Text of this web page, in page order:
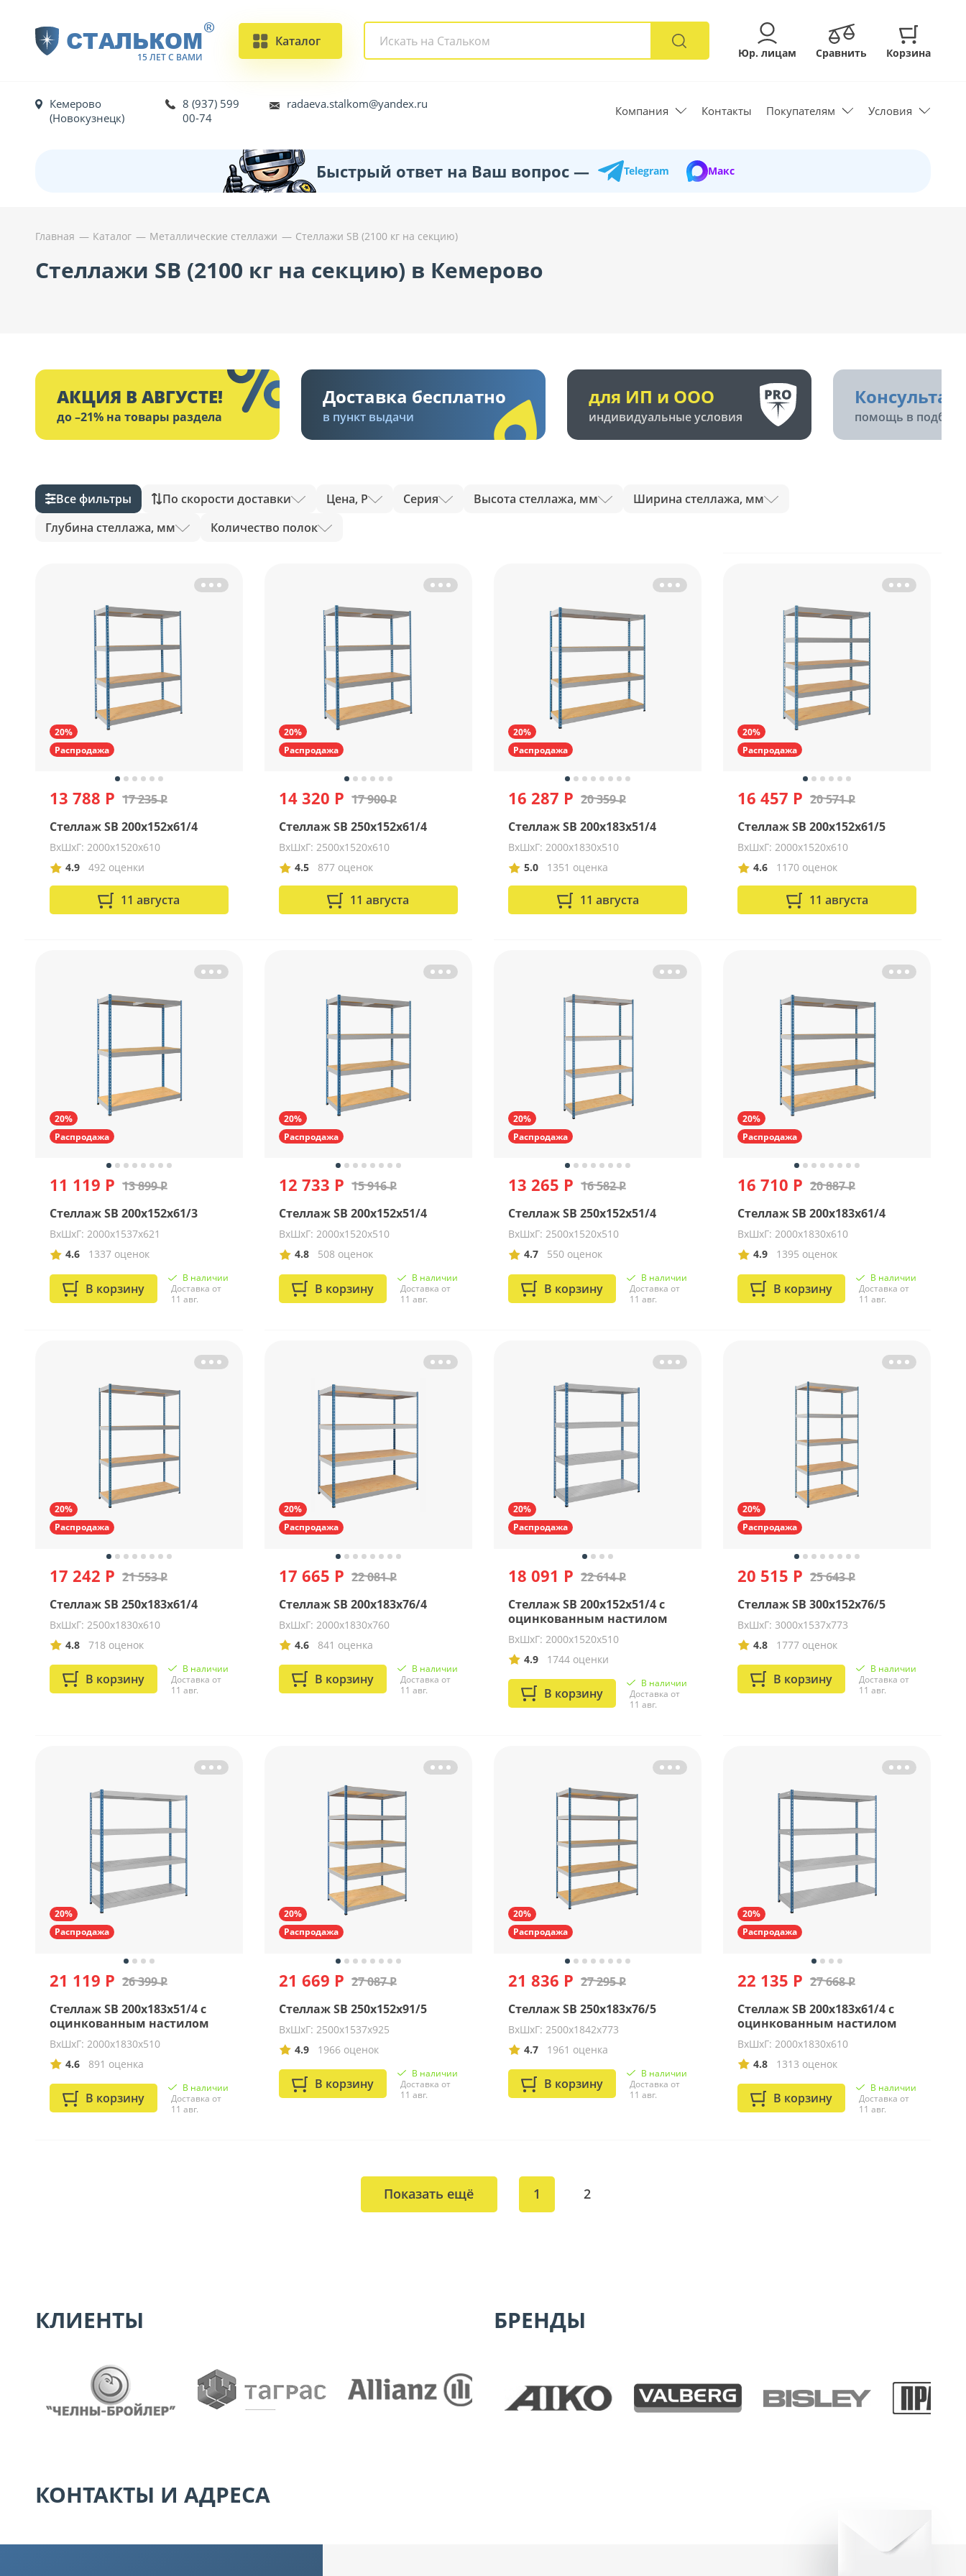
СТАЛЬКОМ
15 ЛЕТ С ВАМИ
®
Каталог
Юр. лицам Сравнить Корзина
Кемерово
(Новокузнецк)
8 (937) 599
00-74
radaeva.stalkom@yandex.ru Компания Контакты Покупателям Условия
Быстрый ответ на Ваш вопрос — Telegram Макс
Главная Каталог Металлические стеллажи Стеллажи SB (2100 кг на секцию)
Стеллажи SB (2100 кг на секцию) в Кемерово
АКЦИЯ В АВГУСТЕ!
до –21% на товары раздела
Доставка бесплатно
в пункт выдачи
для ИП и ООО
индивидуальные условия помощь в подборе
Все фильтры По скорости доставки Цена, Р Серия Высота стеллажа, мм
Ширина стеллажа, мм
Глубина стеллажа, мм
Количество полок
20%
Распродажа
13 788 Р 17 235 Р
Стеллаж SB 200x152x61/4
ВхШхГ: 2000х1520х610
4.9
492 оценки
11 августа
20%
Распродажа
14 320 Р 17 900 Р
Стеллаж SB 250x152x61/4
ВхШхГ: 2500х1520х610
4.5
877 оценок
11 августа
20%
Распродажа
16 287 Р 20 359 Р
Стеллаж SB 200x183x51/4
ВхШхГ: 2000х1830х510
5.0
1351 оценка
11 августа
20%
Распродажа
16 457 Р 20 571 Р
Стеллаж SB 200x152x61/5
ВхШхГ: 2000х1520х610
4.6
1170 оценок
11 августа
20%
Распродажа
11 119 Р 13 899 Р
Стеллаж SB 200x152x61/3
ВхШхГ: 2000x1537x621
4.6
1337 оценок
В корзину
В наличии
Доставка от
11 авг.
20%
Распродажа
12 733 Р 15 916 Р
Стеллаж SB 200x152x51/4
ВхШхГ: 2000х1520х510
4.8
508 оценок
В корзину
В наличии
Доставка от
11 авг.
20%
Распродажа
13 265 Р 16 582 Р
Стеллаж SB 250x152x51/4
ВхШхГ: 2500х1520х510
4.7
550 оценок
В корзину
В наличии
Доставка от
11 авг.
20%
Распродажа
16 710 Р 20 887 Р
Стеллаж SB 200x183x61/4
ВхШхГ: 2000х1830х610
4.9
1395 оценок
В корзину
В наличии
Доставка от
11 авг.
20%
Распродажа
17 242 Р 21 553 Р
Стеллаж SB 250x183x61/4
ВхШхГ: 2500х1830х610
4.8
718 оценок
В корзину
В наличии
Доставка от
11 авг.
20%
Распродажа
17 665 Р 22 081 Р
Стеллаж SB 200x183x76/4
ВхШхГ: 2000х1830х760
4.6
841 оценка
В корзину
В наличии
Доставка от
11 авг.
20%
Распродажа
18 091 Р 22 614 Р
Стеллаж SB 200x152x51/4 c
оцинкованным настилом
ВхШхГ: 2000х1520х510
4.9
1744 оценки
В корзину
В наличии
Доставка от
11 авг.
20%
Распродажа
20 515 Р 25 643 Р
Стеллаж SB 300x152x76/5
ВхШхГ: 3000x1537x773
4.8
1777 оценок
В корзину
В наличии
Доставка от
11 авг.
20%
Распродажа
21 119 Р 26 399 Р
Стеллаж SB 200x183x51/4 c
оцинкованным настилом
ВхШхГ: 2000х1830х510
4.6
891 оценка
В корзину
В наличии
Доставка от
11 авг.
20%
Распродажа
21 669 Р 27 087 Р
Стеллаж SB 250x152x91/5
ВхШхГ: 2500x1537x925
4.9
1966 оценок
В корзину
В наличии
Доставка от
11 авг.
20%
Распродажа
21 836 Р 27 295 Р
Стеллаж SB 250x183x76/5
ВхШхГ: 2500x1842x773
4.7
1961 оценка
В корзину
В наличии
Доставка от
11 авг.
20%
Распродажа
22 135 Р 27 668 Р
Стеллаж SB 200x183x61/4 c
оцинкованным настилом
ВхШхГ: 2000х1830х610
4.8
1313 оценок
В корзину
В наличии
Доставка от
11 авг.
Показать ещё 1 2
КЛИЕНТЫ БРЕНДЫ
КОНТАКТЫ И АДРЕСА